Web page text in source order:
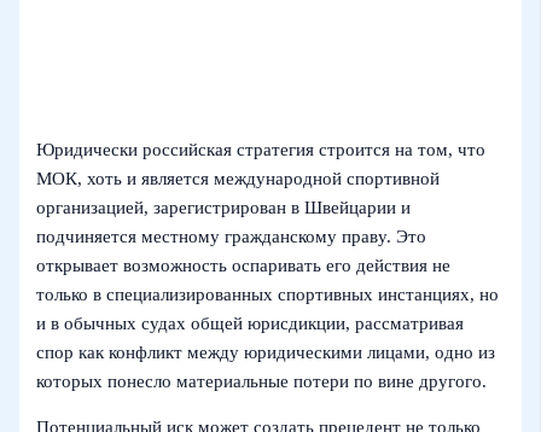
Юридически российская стратегия строится на том, что
МОК, хоть и является международной спортивной
организацией, зарегистрирован в Швейцарии и
подчиняется местному гражданскому праву. Это
открывает возможность оспаривать его действия не
только в специализированных спортивных инстанциях, но
и в обычных судах общей юрисдикции, рассматривая
спор как конфликт между юридическими лицами, одно из
которых понесло материальные потери по вине другого.
Потенциальный иск может создать прецедент не только